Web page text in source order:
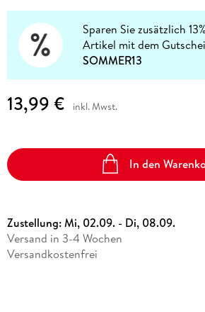
Sparen Sie zusätzlich 13%
Artikel mit dem
SOMMER13
13,99 € inkl. Mwst.
In den
Zustellung:Mi, 02.09. - Di, 08.09.
Versand in 3-4 Wochen
Versandkostenfrei